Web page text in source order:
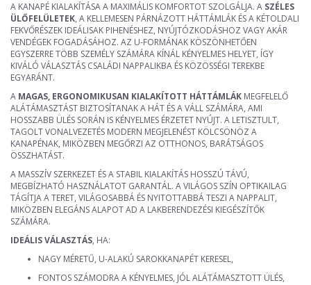
A KANAPÉ KIALAKÍTÁSA A MAXIMÁLIS KOMFORTOT SZOLGÁLJA. A SZÉLES
ÜLŐFELÜLETEK, A KELLEMESEN PÁRNÁZOTT HÁTTÁMLÁK ÉS A KÉTOLDALI
FEKVŐRÉSZEK IDEÁLISAK PIHENÉSHEZ, NYÚJTÓZKODÁSHOZ VAGY AKÁR
VENDÉGEK FOGADÁSÁHOZ. AZ U-FORMÁNAK KÖSZÖNHETŐEN
EGYSZERRE TÖBB SZEMÉLY SZÁMÁRA KÍNÁL KÉNYELMES HELYET, ÍGY
KIVÁLÓ VÁLASZTÁS CSALÁDI NAPPALIKBA ÉS KÖZÖSSÉGI TEREKBE
EGYARÁNT.
A MAGAS, ERGONOMIKUSAN KIALAKÍTOTT HÁTTÁMLÁK MEGFELELŐ
ALÁTÁMASZTÁST BIZTOSÍTANAK A HÁT ÉS A VÁLL SZÁMÁRA, AMI
HOSSZABB ÜLÉS SORÁN IS KÉNYELMES ÉRZETET NYÚJT. A LETISZTULT,
TAGOLT VONALVEZETÉS MODERN MEGJELENÉST KÖLCSÖNÖZ A
KANAPÉNAK, MIKÖZBEN MEGŐRZI AZ OTTHONOS, BARÁTSÁGOS
ÖSSZHATÁST.
A MASSZÍV SZERKEZET ÉS A STABIL KIALAKÍTÁS HOSSZÚ TÁVÚ,
MEGBÍZHATÓ HASZNÁLATOT GARANTÁL. A VILÁGOS SZÍN OPTIKAILAG
TÁGÍTJA A TERET, VILÁGOSABBÁ ÉS NYITOTTABBÁ TESZI A NAPPALIT,
MIKÖZBEN ELEGÁNS ALAPOT AD A LAKBERENDEZÉSI KIEGÉSZÍTŐK
SZÁMÁRA.
IDEÁLIS VÁLASZTÁS, HA:
NAGY MÉRETŰ, U-ALAKÚ SAROKKANAPÉT KERESEL,
FONTOS SZÁMODRA A KÉNYELMES, JÓL ALÁTÁMASZTOTT ÜLÉS,